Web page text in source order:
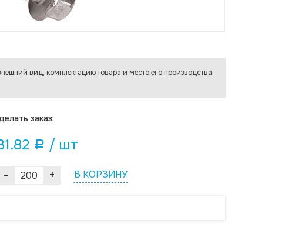
заказ:
a / шт
- + В КОРЗИНУ
вид, комплектацию товара и место его производства.